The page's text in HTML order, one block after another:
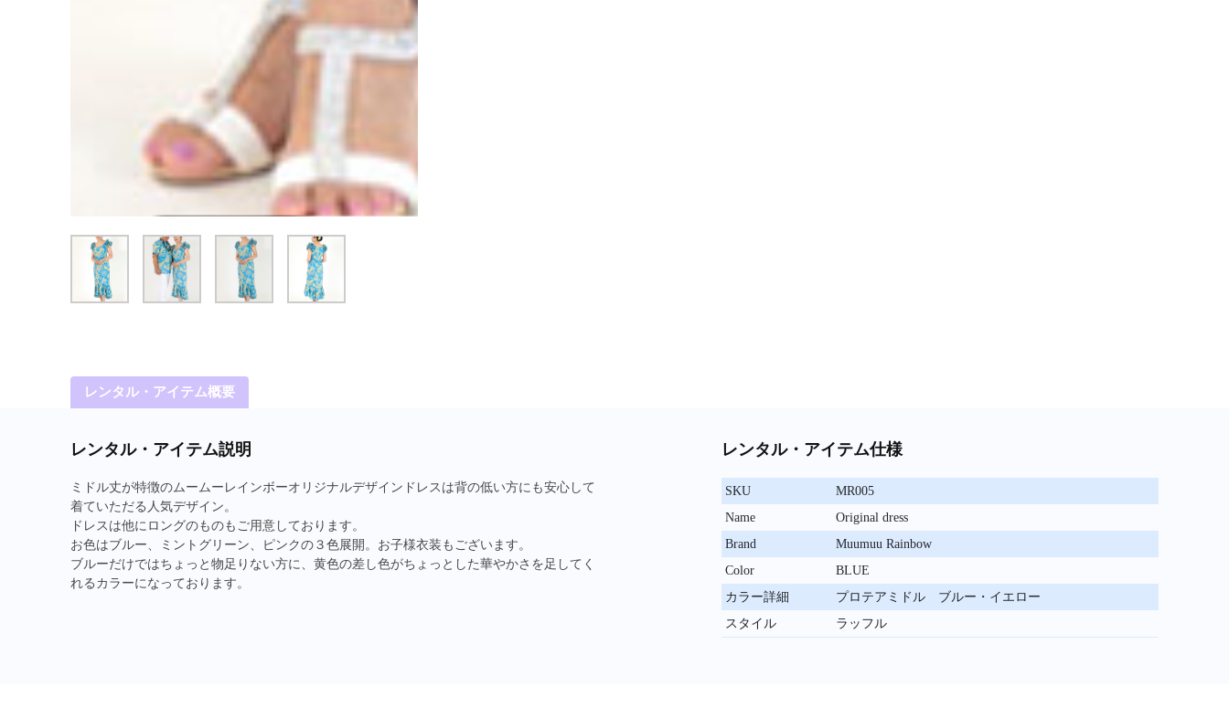
レンタル・アイテム概要
レンタル・アイテム説明
ミドル丈が特徴のムームーレインボーオリジナルデザインドレスは背の低い方にも安心して
着ていただる人気デザイン。
ドレスは他にロングのものもご用意しております。
お色はブルー、ミントグリーン、ピンクの３色展開。お子様衣装もございます。
ブルーだけではちょっと物足りない方に、黄色の差し色がちょっとした華やかさを足してく
れるカラーになっております。
レンタル・アイテム仕様
SKU
MR005
Name
Original dress
Brand
Muumuu Rainbow
Color
BLUE
カラー詳細
プロテアミドル ブルー・イエロー
スタイル
ラッフル